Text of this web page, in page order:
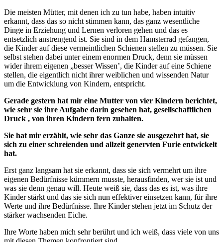
Die meisten Mütter, mit denen ich zu tun habe, haben intuitiv
erkannt, dass das so nicht stimmen kann, das ganz wesentliche
Dinge in Erziehung und Lernen verloren gehen und das es
entsetzlich anstrengend ist. Sie sind in dem Hamsterrad gefangen,
die Kinder auf diese vermeintlichen Schienen stellen zu müssen. Sie
selbst stehen dabei unter einem enormen Druck, denn sie müssen
wider ihrem eigenen „besser Wissen’, die Kinder auf eine Schiene
stellen, die eigentlich nicht ihrer weiblichen und wissenden Natur
um die Entwicklung von Kindern, entspricht.
Gerade gestern hat mir eine Mutter von vier Kindern berichtet,
wie sehr sie ihre Aufgabe darin gesehen hat, gesellschaftlichen
Druck , von ihren Kindern fern zuhalten.
Sie hat mir erzählt, wie sehr das Ganze sie ausgezehrt hat, sie
sich zu einer schreienden und allzeit genervten Furie entwickelt
hat.
Erst ganz langsam hat sie erkannt, dass sie sich vermehrt um ihre
eigenen Bedürfnisse kümmern musste, herausfinden, wer sie ist und
was sie denn genau will. Heute weiß sie, dass das es ist, was ihre
Kinder stärkt und das sie sich nun effektiver einsetzen kann, für ihre
Werte und ihre Bedürfnisse. Ihre Kinder stehen jetzt im Schutz der
stärker wachsenden Eiche.
Ihre Worte haben mich sehr berührt und ich weiß, dass viele von uns